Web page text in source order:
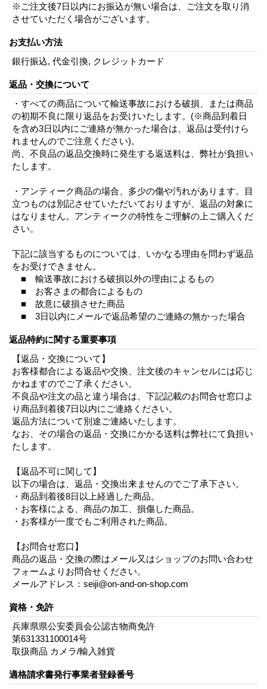
※ご注文後7日以内にお振込が無い場合は、ご注文を取り消
させていただく場合がございます。
お支払い方法
銀行振込, 代金引換, クレジットカード
返品・交換について
・すべての商品について輸送事故における破損、または商品
の初期不良に限り返品をお受けいたします。(※商品到着日
を含め3日以内にご連絡が無かった場合は、返品は受付けら
れませんのでご注意ください)。
尚、不良品の返品交換時に発生する返送料は、弊社が負担い
たします。
・アンティーク商品の場合、多少の傷や汚れがあります。目
立つものは別記させていただいておりますが、返品の対象に
はなりません。アンティークの特性をご理解の上ご購入くだ
さい。
下記に該当するものについては、いかなる理由を問わず返品
をお受けできません。
■ 輸送事故における破損以外の理由によるもの
■ お客さまの都合によるもの
■ 故意に破損させた商品
■ 3日以内にメールで返品希望のご連絡の無かった場合
返品特約に関する重要事項
【返品・交換について】
お客様都合による返品や交換、注文後のキャンセルには応じ
かねますのでご了承ください。
不良品や注文の品と違う場合は、下記記載のお問合せ窓口よ
り商品到着後7日以内にご連絡ください。
返品方法について別途ご連絡いたします。
なお、その場合の返品・交換にかかる送料は弊社にて負担い
たします。
【返品不可に関して】
以下の場合は、返品・交換出来ませんのでご了承下さい。
・商品到着後8日以上経過した商品。
・お客様による、商品の加工、損傷した商品。
・お客様が一度でもご利用された商品。
【お問合せ窓口】
商品の返品・交換の際はメール又はショップのお問い合わせ
フォームよりお問合せください。
メールアドレス：seiji@on-and-on-shop.com
資格・免許
兵庫県県公安委員会公認古物商免許
第631331100014号
取扱商品 カメラ/輸入雑貨
適格請求書発行事業者登録番号